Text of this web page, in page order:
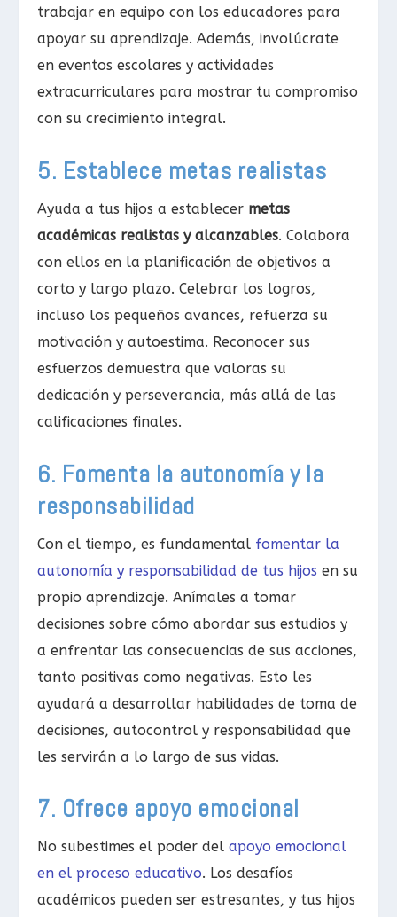
trabajar en equipo con los educadores para
apoyar su aprendizaje. Además, involúcrate
en eventos escolares y actividades
extracurriculares para mostrar tu compromiso
con su crecimiento integral.
5. Establece metas realistas
Ayuda a tus hijos a establecer metas
académicas realistas y alcanzables. Colabora
con ellos en la planificación de objetivos a
corto y largo plazo. Celebrar los logros,
incluso los pequeños avances, refuerza su
motivación y autoestima. Reconocer sus
esfuerzos demuestra que valoras su
dedicación y perseverancia, más allá de las
calificaciones finales.
6. Fomenta la autonomía y la
responsabilidad
Con el tiempo, es fundamental fomentar la
autonomía y responsabilidad de tus hijos en su
propio aprendizaje. Anímales a tomar
decisiones sobre cómo abordar sus estudios y
a enfrentar las consecuencias de sus acciones,
tanto positivas como negativas. Esto les
ayudará a desarrollar habilidades de toma de
decisiones, autocontrol y responsabilidad que
les servirán a lo largo de sus vidas.
7. Ofrece apoyo emocional
No subestimes el poder delapoyo emocional
en el proceso educativo. Los desafíos
académicos pueden ser estresantes, y tus hijos